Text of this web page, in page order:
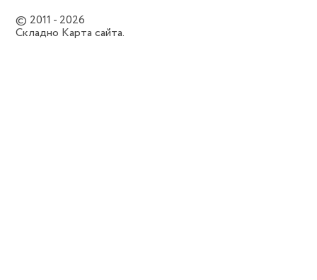
© 2011 - 2026
Складно Карта сайта.